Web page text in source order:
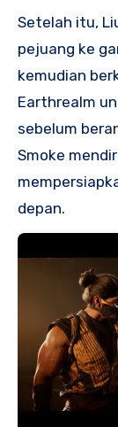
Setelah itu,
pejuang ke
kemudian
Earthrealm
sebelum
Smoke
depan.